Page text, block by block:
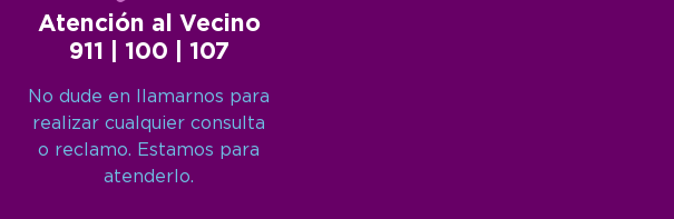
Atención al Vecino
911 | 100 | 107
No dude en llamarnos para
realizar cualquier consulta
o reclamo. Estamos para
atenderlo.